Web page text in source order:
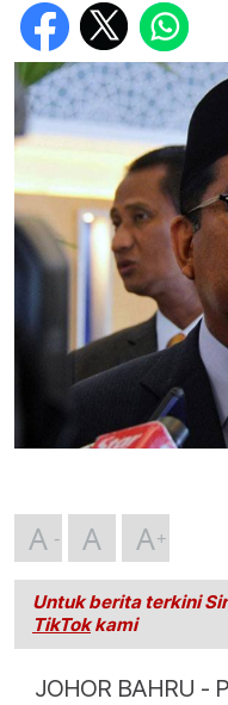
A A A
Untuk berita terkini
TikTokkami
JOHOR BAHRU -